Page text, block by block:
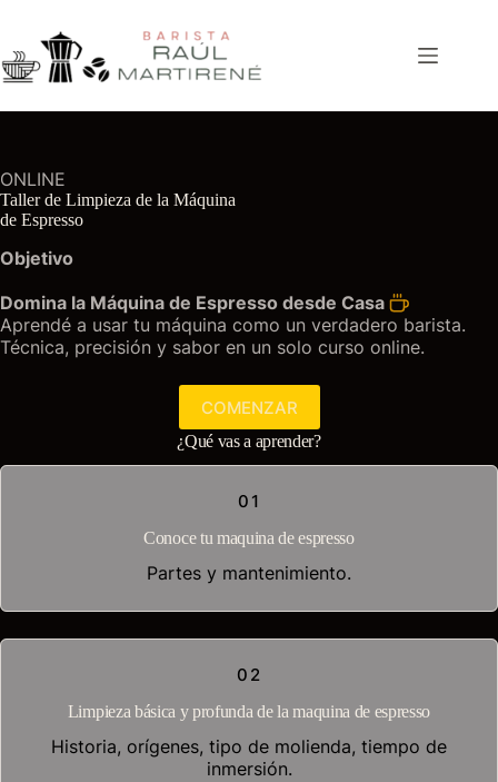
contenido
ONLINE
Taller de Limpieza de la Máquina
de Espresso
Objetivo
Domina la Máquina de Espresso desde Casa
Aprendé a usar tu máquina como un verdadero barista.
Técnica, precisión y sabor en un solo curso online.
COMENZAR
¿Qué vas a aprender?
01
Conoce tu maquina de espresso
Partes y mantenimiento.
02
Limpieza básica y profunda de la maquina de espresso
Historia, orígenes, tipo de molienda, tiempo de
inmersión.